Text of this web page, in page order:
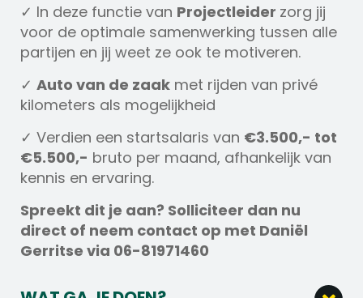
✓ In deze functie van Projectleider zorg jij
voor de optimale samenwerking tussen alle
partijen en jij weet ze ook te motiveren.
✓ Auto van de zaak met rijden van privé
kilometers als mogelijkheid
✓ Verdien een startsalaris van €3.500,- tot
€5.500,- bruto per maand, afhankelijk van
kennis en ervaring.
Spreekt dit je aan? Solliciteer dan nu
direct of neem contact op met Daniël
Gerritse via 06-81971460